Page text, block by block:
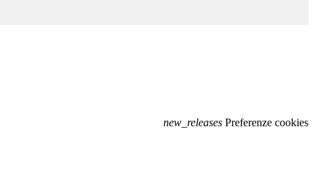
new_releases Preferenze cookies